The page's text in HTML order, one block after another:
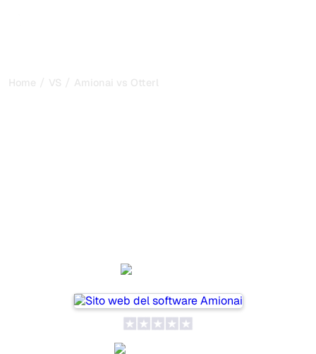
Home / VS / Amionai vs Otterly AI